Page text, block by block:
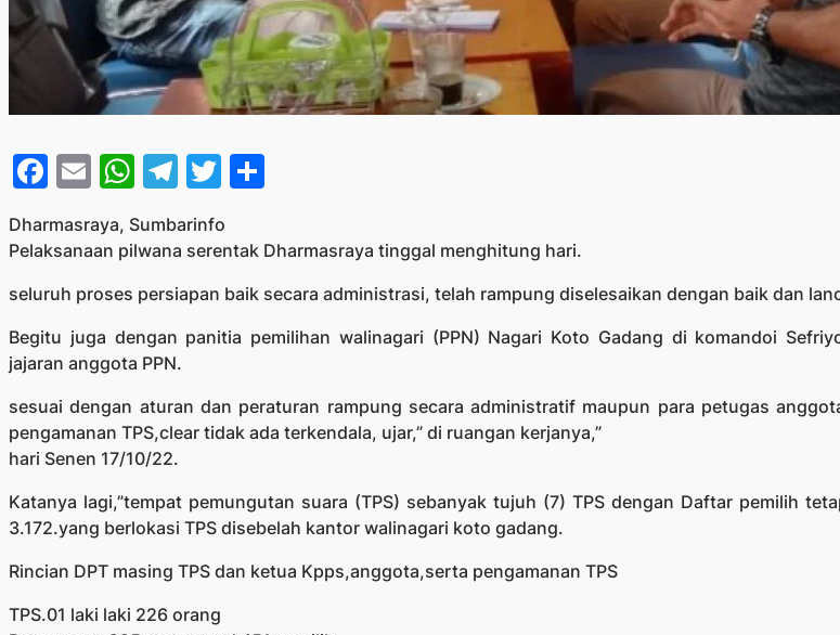
Facebook
EmailWhatsApp
Telegram
Twitter
Dharmasraya, Sumbarinfo
Pelaksanaan pilwana serentak Dharmasraya tinggal menghitung hari.
seluruh proses persiapan baik secara administrasi, telah rampung diselesaikan dengan baik dan
Begitu juga dengan panitia pemilihan walinagari (PPN) Nagari Koto Gadang di komandoi
jajaran anggota PPN.
sesuai dengan aturan dan peraturan rampung secara administratif maupun para petugas
pengamanan TPS,clear tidak ada terkendala, ujar,” di ruangan kerjanya,”
hari Senen 17/10/22.
Katanya lagi,”tempat pemungutan suara (TPS) sebanyak tujuh (7) TPS dengan Daftar pemilih
3.172.yang berlokasi TPS disebelah kantor walinagari koto gadang.
Rincian DPT masing TPS dan ketua Kpps,anggota,serta pengamanan TPS
TPS.01 laki laki 226 orang